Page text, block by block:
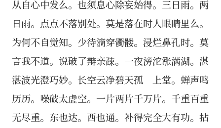
从自心中发么。也须息心除妄始得。三日雨。两
日雨。点点不落别处。莫是落在时人眼睛里么。
为何不自觉知。少待滴穿髑髅。浸烂鼻孔时。莫
言我不道。说破了辩亲疎。一夜滂沱涨满湖。湛
湛波光澄巧妙。长空云净碧天孤 上堂。蝉声鸣
历历。噪破太虗空。一片两片千万片。千重百重
无尽重。东也达。西也通。补得完全大有功。拈